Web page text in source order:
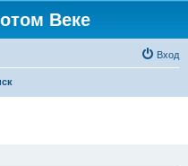
Веке
Вход